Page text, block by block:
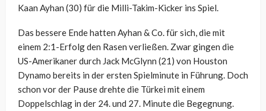
Kaan Ayhan (30) für die Milli-Takim-Kicker ins Spiel.
Das bessere Ende hatten Ayhan & Co. für sich, die mit
einem 2:1-Erfolg den Rasen verließen. Zwar gingen die
US-Amerikaner durch Jack McGlynn (21) von Houston
Dynamo bereits in der ersten Spielminute in Führung. Doch
schon vor der Pause drehte die Türkei mit einem
Doppelschlag in der 24. und 27. Minute die Begegnung.